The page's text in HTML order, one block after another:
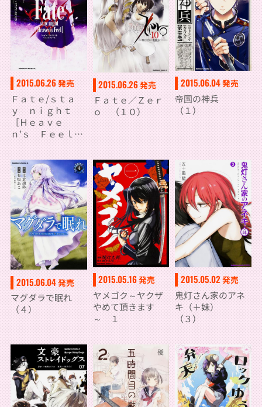
2015.06.26発売
Ｆａｔｅ/ｓｔａ
ｙ ｎｉｇｈｔ
［Ｈｅａｖｅ
ｎ’ｓ Ｆｅｅｌ］
2015.06.26発売
Ｆａｔｅ／Ｚｅｒ
ｏ （１０）
2015.06.04発売
帝国の神兵
（１）
2015.06.04発売
マグダラで眠れ
（４）
2015.05.16発売
ヤメゴク～ヤクザ
やめて頂きます
～ １
2015.05.02 発売
鬼灯さん家のアネ
キ（＋妹）
（３）